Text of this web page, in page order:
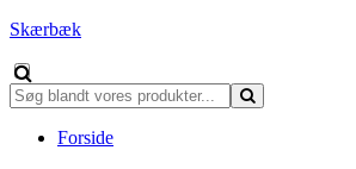
Skærbæk
Forside